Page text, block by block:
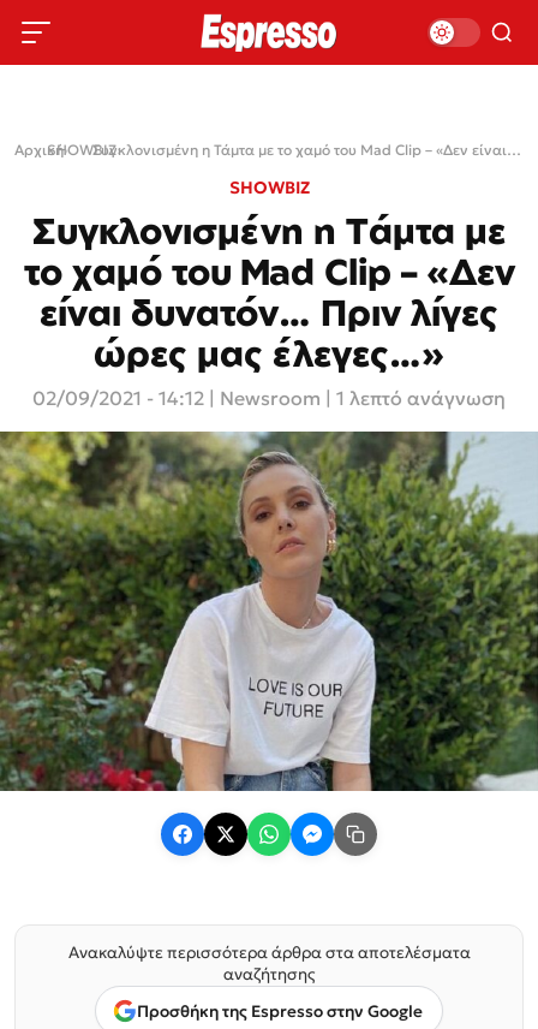
Αρχική›
SHOWBIZ› Συγκλονισμένη η Τάμτα με το χαμό του Mad Clip – «Δεν είναι δυνατόν… Πριν λίγες ώρες μας έλεγες…»
SHOWBIZ
Συγκλονισμένη η Τάμτα με
το χαμό του Mad Clip – «Δεν
είναι δυνατόν… Πριν λίγες
ώρες μας έλεγες…»
02/09/2021 - 14:12 Newsroom | 1 λεπτό ανάγνωση
Ανακαλύψτε περισσότερα άρθρα στα αποτελέσματα
αναζήτησης
Προσθήκη της Espresso στην Google